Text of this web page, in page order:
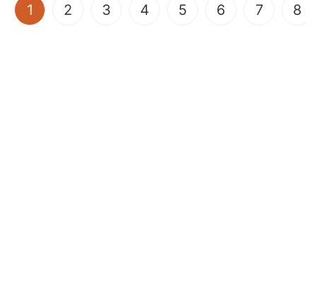
1 (current)
2 3 4 5 6 7 8